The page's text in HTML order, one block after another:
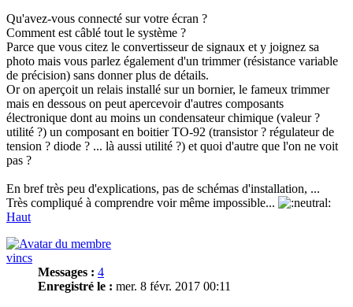
Qu'avez-vous connecté sur votre écran ?
Comment est câblé tout le système ?
Parce que vous citez le convertisseur de signaux et y joignez sa
photo mais vous parlez également d'un trimmer (résistance variable
de précision) sans donner plus de détails.
Or on aperçoit un relais installé sur un bornier, le fameux trimmer
mais en dessous on peut apercevoir d'autres composants
électronique dont au moins un condensateur chimique (valeur ?
utilité ?) un composant en boitier TO-92 (transistor ? régulateur de
tension ? diode ? ... là aussi utilité ?) et quoi d'autre que l'on ne voit
pas ?
En bref très peu d'explications, pas de schémas d'installation, ...
Très compliqué à comprendre voir même impossible...
Haut
vincs
Messages : 4
Enregistré le : mer. 8 févr. 2017 00:11